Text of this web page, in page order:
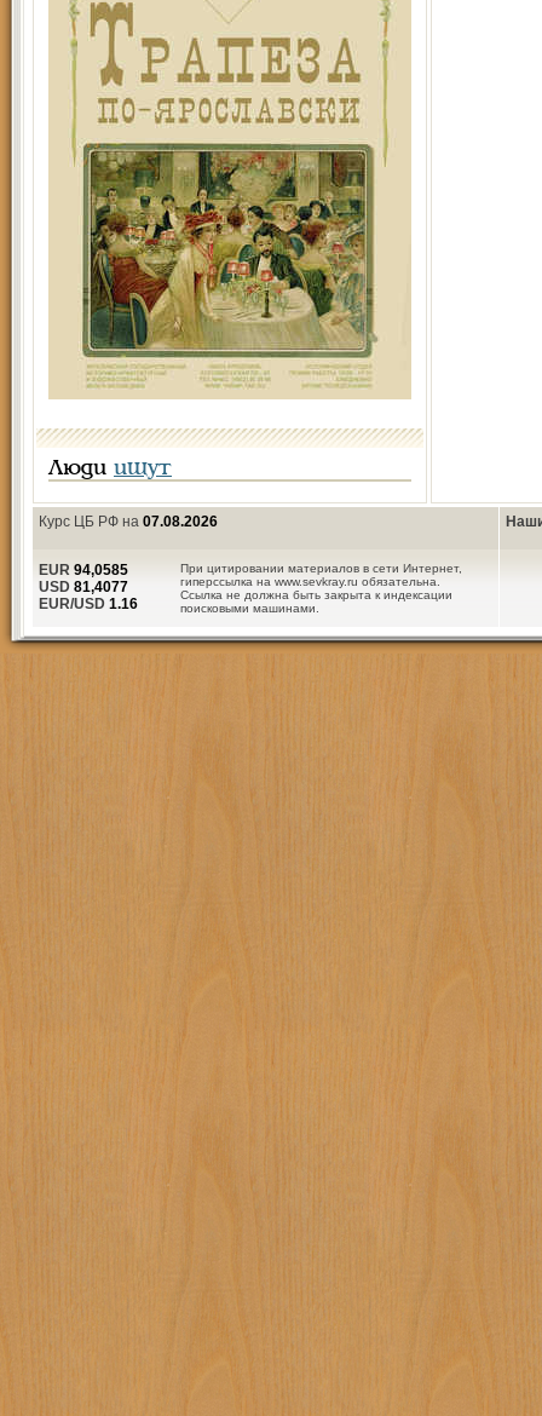
Люди ищут
Курс ЦБ РФ на 07.08.2026
При цитировании материалов в сети Интернет,
гиперссылка на www.sevkray.ru обязательна.
Ссылка не должна быть закрыта к индексации
поисковыми машинами.
EUR 94,0585
USD 81,4077
EUR/USD 1.16